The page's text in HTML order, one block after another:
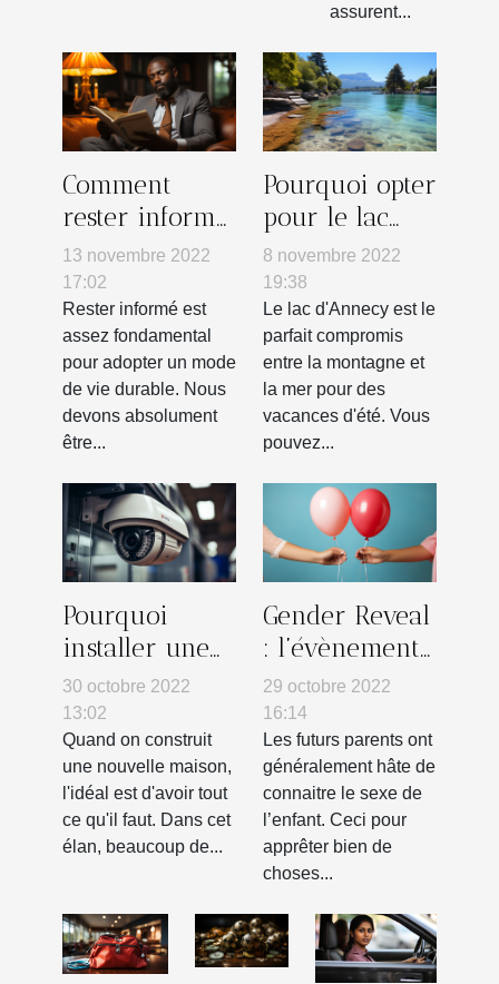
assurent...
Comment
rester informé
?
13 novembre 2022
17:02
Rester informé est
assez fondamental
pour adopter un mode
de vie durable. Nous
devons absolument
être...
Pourquoi opter
pour le lac
d'Annecy ?
8 novembre 2022
19:38
Le lac d'Annecy est le
parfait compromis
entre la montagne et
la mer pour des
vacances d'été. Vous
pouvez...
Pourquoi
installer une
alarme
caméra dans
sa maison ?
30 octobre 2022
13:02
Quand on construit
une nouvelle maison,
l'idéal est d'avoir tout
ce qu'il faut. Dans cet
élan, beaucoup de...
Gender Reveal
: l’évènement
pour
découvrir le
sexe d’un
enfant
29 octobre 2022
16:14
Les futurs parents ont
généralement hâte de
connaitre le sexe de
l’enfant. Ceci pour
apprêter bien de
choses...